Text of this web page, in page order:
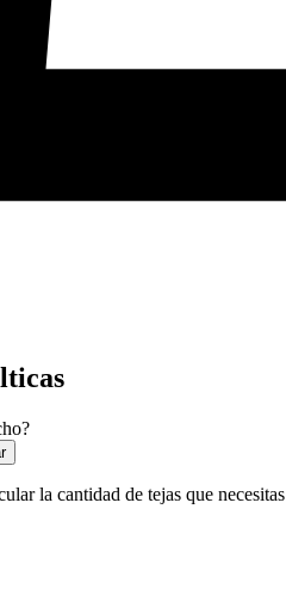
la cantidad de tejas que necesitas